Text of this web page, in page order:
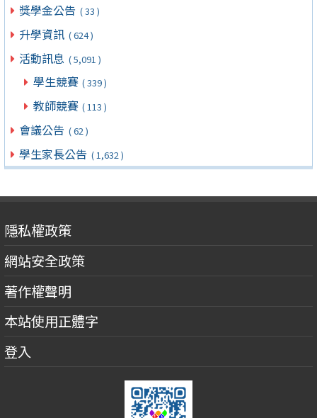
獎學金公告 ( 33 )
升學資訊 ( 624 )
活動訊息 ( 5,091 )
學生競賽 ( 339 )
教師競賽 ( 113 )
會議公告 ( 62 )
學生家長公告 ( 1,632 )
隱私權政策
網站安全政策
著作權聲明
本站使用正體字
登入